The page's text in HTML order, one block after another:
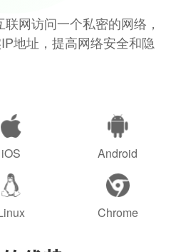
网访问一个私密的网络，
地址，提高网络安全和隐
iOS Android
Chrome